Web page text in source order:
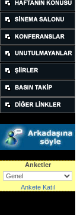
Anketler
Ankete Katıl